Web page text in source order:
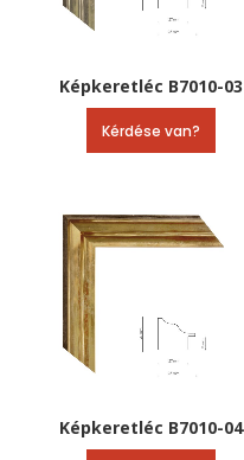
Képkeretléc B7010-03
Kérdése van?
Képkeretléc B7010-04